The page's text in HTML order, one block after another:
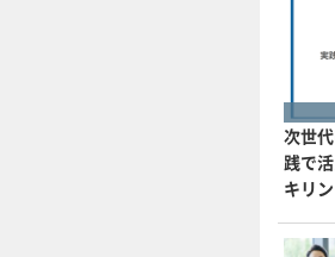
次世
践で
キリン